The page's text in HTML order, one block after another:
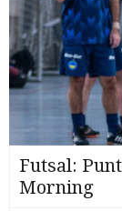
Futsal:
Morning